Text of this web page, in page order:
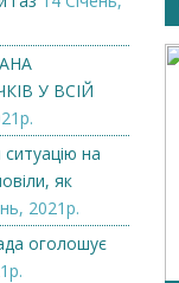
У ВСІЙ
на
як
2021р.
оголошує